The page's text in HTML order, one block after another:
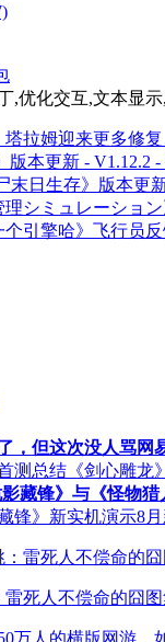
,优化交互,文本显
塔拉姆迎来更多修
版本更新 - V1.12.2
末日生存》版本更
理シミュレーショ
个引擎哈》飞行员
，但这次没人骂网
测总结 《剑心雕龙
藏锋》与《怪物猎
锋》新实机演示8
死人不偿命的囧图